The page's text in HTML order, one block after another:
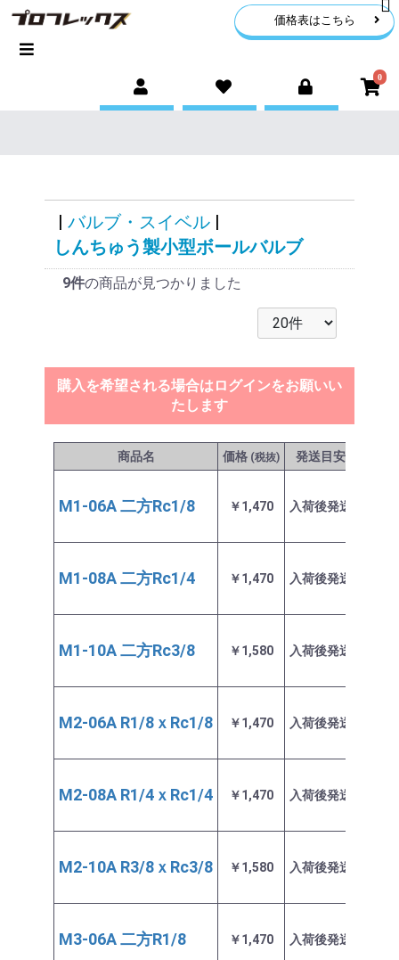
価格表はこちら
0
| バルブ・スイベル |
しんちゅう製小型ボールバルブ
9件の商品が見つかりました
購入を希望される場合はログインをお願いい
たします
商品名 価格 (税抜) 発送目安
M1-06A 二方Rc1/8 ￥1,470 入荷後発送
M1-08A 二方Rc1/4 ￥1,470 入荷後発送
M1-10A 二方Rc3/8 ￥1,580 入荷後発送
M2-06A R1/8ｘRc1/8 ￥1,470 入荷後発送
M2-08A R1/4ｘRc1/4 ￥1,470 入荷後発送
M2-10A R3/8ｘRc3/8 ￥1,580 入荷後発送
M3-06A 二方R1/8 ￥1,470 入荷後発送